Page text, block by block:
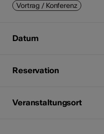
Vortrag / Konferenz
Datum
Reservation
Veranstaltungsort